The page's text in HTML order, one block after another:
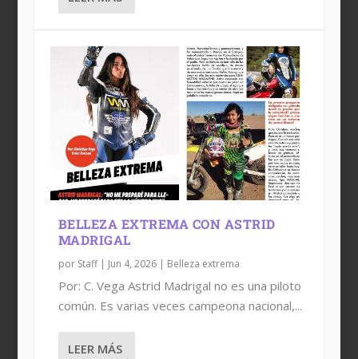
BELLEZA EXTREMA CON ASTRID
MADRIGAL
por Staff| Jun 4, 2026| Belleza extrema
Por: C. Vega Astrid Madrigal no es una piloto
común. Es varias veces campeona nacional,...
LEER MÁS